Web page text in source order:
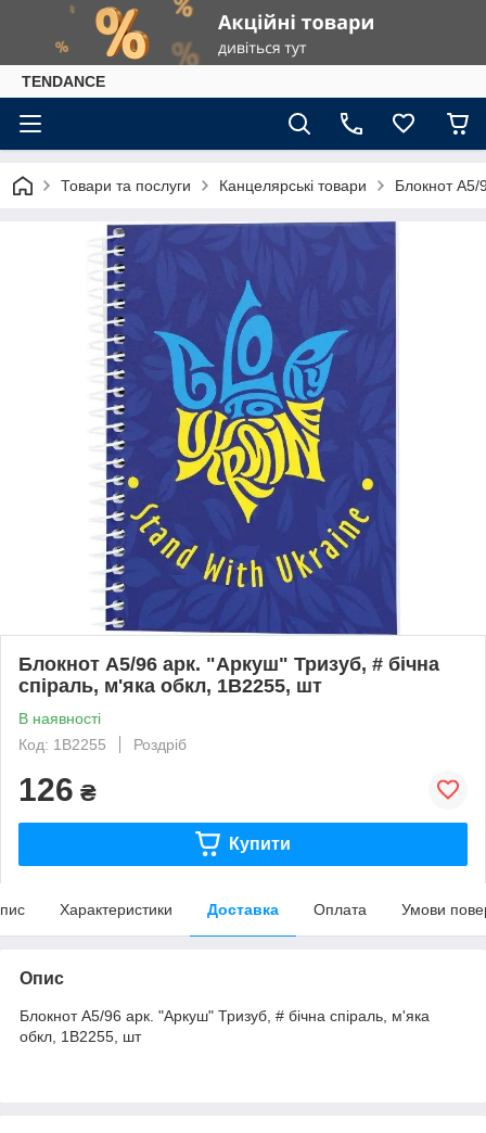
TENDANCE
Товари та послуги Канцелярські товари Блокнот А5/
Блокнот А5/96 арк. "Аркуш" Тризуб, # бічна
спіраль, м'яка обкл, 1В2255, шт
В наявності
Код: 1В2255
Роздріб
126 ₴
Купити
Характеристики Доставка Оплата Умови
Опис
Блокнот А5/96 арк. "Аркуш" Тризуб, # бічна спіраль, м'яка
обкл, 1В2255, шт